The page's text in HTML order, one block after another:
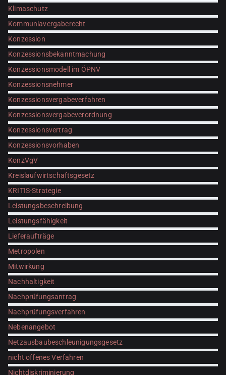
Klimaschutz
Kommunlavergaberecht
Konzession
Konzessionsbekanntmachung
Konzessionsmodell im ÖPNV
Konzessionsnehmer
Konzessionsvergabeverfahren
Konzessionsvergabeverordnung
Konzessionsvertrag
Konzessionsvorhaben
KonzVgV
Kreislaufwirtschaftsgesetz
KRITIS-Strategie
Leistungsbeschreibung
Leistungsfähigkeit
Lieferaufträge
Metropolen
Mitwirkung
Nachhaltigkeit
Nachprüfungsantrag
Nachprüfungsverfahren
Nebenangebot
Netzausbaubeschleunigungsgesetz
nicht offenes Verfahren
Nichtdiskriminierung